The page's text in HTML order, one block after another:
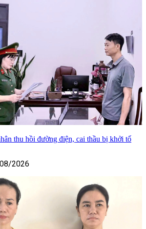
thu hồi đường điện, cai thầu bị khởi tố
2026